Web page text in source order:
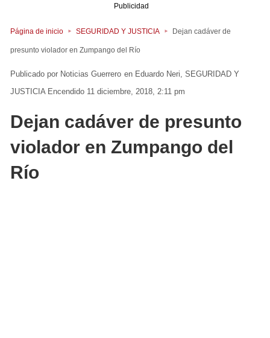
Publicidad
Página de inicio SEGURIDAD Y JUSTICIA Dejan cadáver de
presunto violador en Zumpango del Río
Noticias Guerrero en Eduardo Neri SEGURIDAD Y
JUSTICIA Encendido 11 diciembre, 2018, 2:11 pm
Dejan cadáver de presunto
violador en Zumpango del
Río